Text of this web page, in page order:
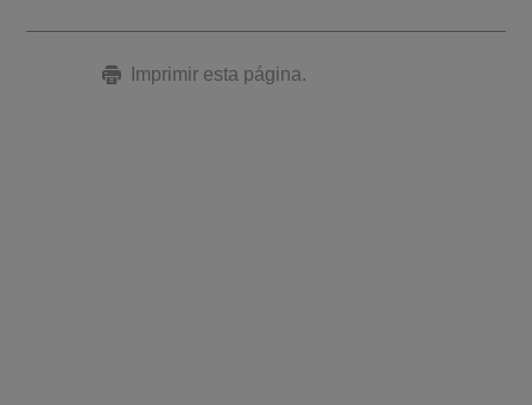
Imprimir esta página.